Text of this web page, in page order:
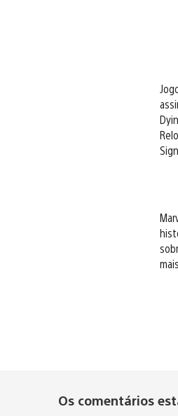
mais
Os comentários